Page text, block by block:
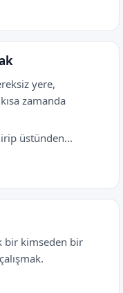
yere,
zamanda
üstünden...
bir kimseden bir